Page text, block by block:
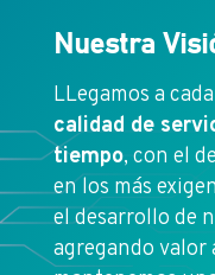
Nuestra
LLegamos a
calidad de
tiempo, con el
en los más
el desarrollo de
agregando valor